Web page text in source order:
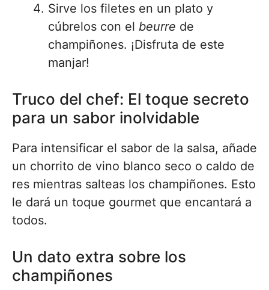
Sirve los filetes en un plato y
cúbrelos con el beurre de
champiñones. ¡Disfruta de este
manjar!
Truco del chef: El toque secreto
para un sabor inolvidable
Para intensificar el sabor de la salsa, añade
un chorrito de vino blanco seco o caldo de
res mientras salteas los champiñones. Esto
le dará un toque gourmet que encantará a
todos.
Un dato extra sobre los
champiñones